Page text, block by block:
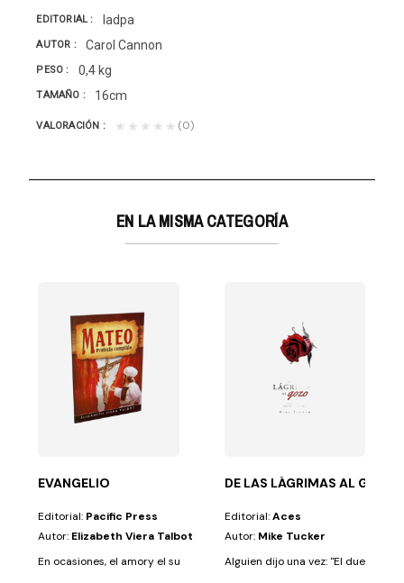
EDITORIAL Iadpa
AUTOR Carol Cannon
PESO 0,4 kg
TAMAÑO 16cm
VALORACIÓN ★★★★★ (0)
EN LA MISMA CATEGORÍA
a dudas...
EDIC/MINISTERIAL
EVANGELIO
Editorial: Pacific Press
Autor: Elizabeth Viera Talbot
En ocasiones, el amory el sufrimiento requieren medidas
DE LAS LÁGRIMAS AL GOZO
Editorial:Aces
Autor: Mike Tucker
Alguien dijo una vez: "El duelo